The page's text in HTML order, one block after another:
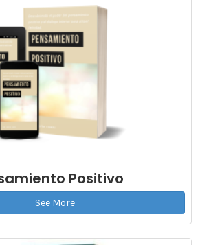
Positivo
See More